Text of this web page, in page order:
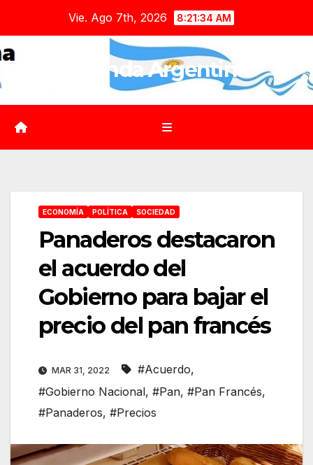
contenido
Vie. Ago 7th, 2026 8:21:35 AM
Agenda Argentina
ECONOMÍA POLÍTICA SOCIEDAD
Panaderos destacaron
el acuerdo del
Gobierno para bajar el
precio del pan francés
MAR 31, 2022 #Acuerdo,
#Gobierno Nacional, #Pan, #Pan Francés,
#Panaderos, #Precios